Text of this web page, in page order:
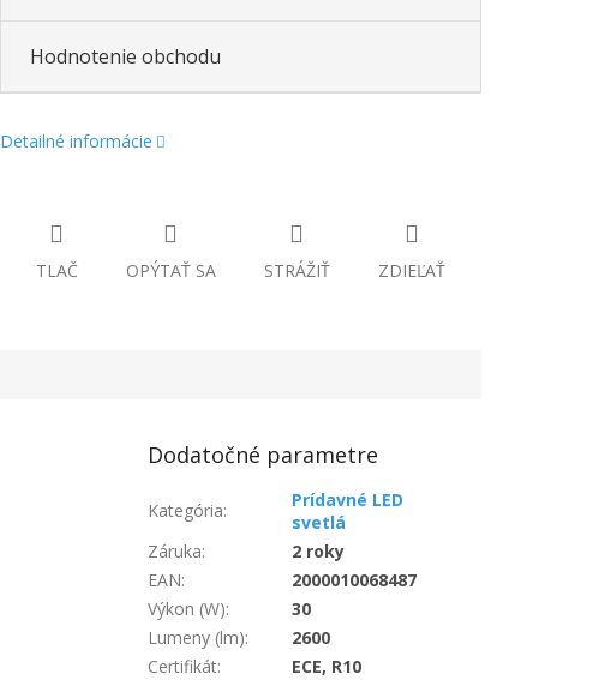
Hodnotenie obchodu
Detailné informácie
TLAČ OPÝTAŤ SA STRÁŽIŤ ZDIEĽAŤ
Dodatočné parametre
Kategória:
Prídavné LED
svetlá
Záruka:
2 roky
EAN:
2000010068487
Výkon (W):
30
Lumeny (lm):
2600
Certifikát:
ECE, R10